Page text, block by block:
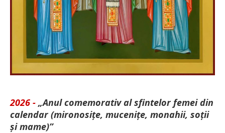
2026 - „Anul comemorativ al sfintelor femei din
calendar (mironosițe, mu­cenițe, monahii, soții
și mame)”